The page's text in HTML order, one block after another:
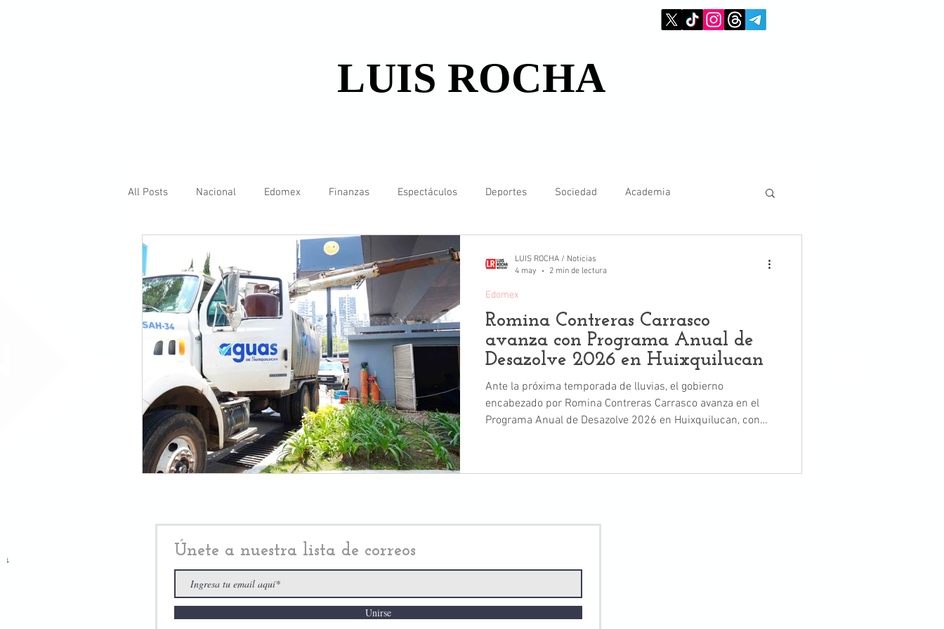
LUIS ROCHA
All Posts Nacional Edomex Finanzas Espectáculos Deportes Sociedad Academia
Romina Contreras Carrasco
avanza con Programa Anual de
Desazolve 2026 en Huixquilucan
Ante la próxima temporada de lluvias, el gobierno
encabezado por Romina Contreras Carrasco avanza en el
Programa Anual de Desazolve 2026 en Huixquilucan, con
Edomex
LUIS ROCHA / Noticias
4 may
2 min de lectura
Únete a nuestra lista de correos
Unirse
i